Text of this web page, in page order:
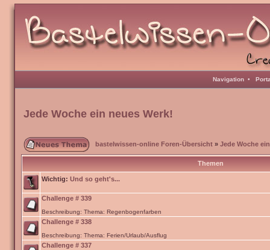
Navigation •
Jede Woche ein neues Werk!
bastelwissen-online Foren-Übersicht » Jede Woche
Themen
Wichtig: Und so geht's...
Challenge # 339
Beschreibung: Thema: Regenbogenfarben
Challenge # 338
Beschreibung: Thema: Ferien/Urlaub/Ausflug
Challenge # 337